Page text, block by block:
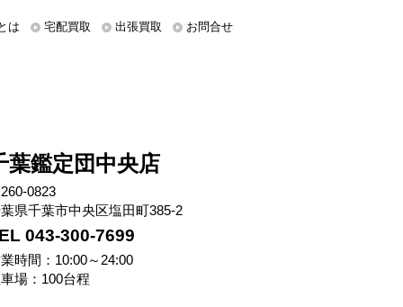
は 宅配買取 出張買取 お問合せ
葉鑑定団中央店
0823
県千葉市中央区塩田町385-2
043-300-7699
時間：10:00～24:00
場：100台程